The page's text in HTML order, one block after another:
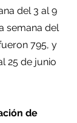
del 3 al 9
semana del
795, y
25 de junio
de